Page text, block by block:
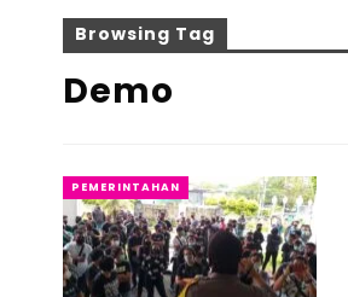
Browsing Tag
Demo
PEMERINTAHAN